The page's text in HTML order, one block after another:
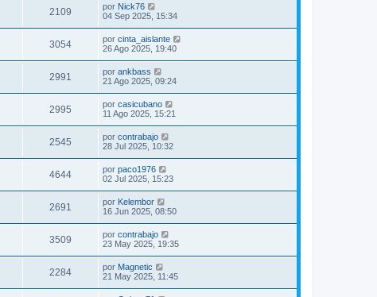
2109 por Nick76
04 Sep 2025, 15:34
3054 por cinta_aislante
26 Ago 2025, 19:40
2991 por ankbass
21 Ago 2025, 09:24
2995 por casicubano
11 Ago 2025, 15:21
2545 por contrabajo
28 Jul 2025, 10:32
4644 por paco1976
02 Jul 2025, 15:23
2691 por Kelembor
16 Jun 2025, 08:50
3509 por contrabajo
23 May 2025, 19:35
2284 por Magnetic
21 May 2025, 11:45